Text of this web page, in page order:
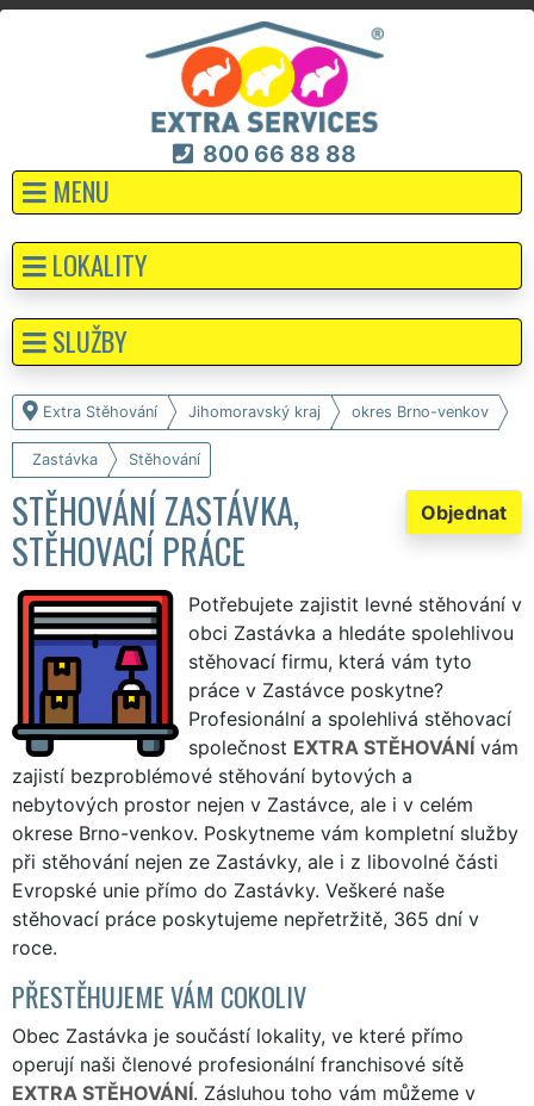
800 66 88 88
MENU
Extra Stěhování Jihomoravský kraj okres Brno-venkov
Zastávka Stěhování
Objednat
STĚHOVÁNÍ ZASTÁVKA,
STĚHOVACÍ PRÁCE
Potřebujete zajistit levné stěhování v
obci Zastávka a hledáte spolehlivou
stěhovací firmu, která vám tyto
práce v Zastávce poskytne?
Profesionální a spolehlivá stěhovací
společnost EXTRA STĚHOVÁNÍ vám
zajistí bezproblémové stěhování bytových a
nebytových prostor nejen v Zastávce, ale i v celém
okrese Brno-venkov. Poskytneme vám kompletní služby
při stěhování nejen ze Zastávky, ale i z libovolné části
Evropské unie přímo do Zastávky. Veškeré naše
stěhovací práce poskytujeme nepřetržitě, 365 dní v
roce.
PŘESTĚHUJEME VÁM COKOLIV
Obec Zastávka je součástí lokality, ve které přímo
operují naši členové profesionální franchisové sítě
EXTRA STĚHOVÁNÍ. Zásluhou toho vám můžeme v
LOKALITY
SLUŽBY